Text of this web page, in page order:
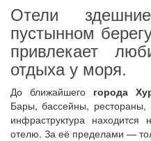
Отели
пустынном
привлекает
отдыха у моря.
До ближайшего города
Бары, бассейны,
инфраструктура
отелю. За её пределами —